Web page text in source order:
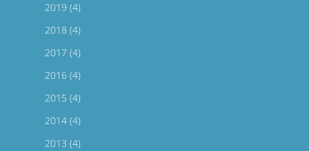
2019 (4)
2018 (4)
2017(4)
2016(4)
2015 (4)
2014(4)
2013 (4)